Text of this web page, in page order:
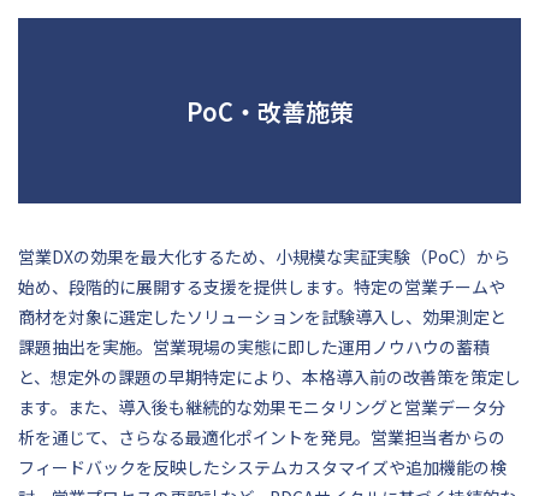
PoC・改善施策
営業DXの効果を最大化するため、小規模な実証実験（PoC）から
始め、段階的に展開する支援を提供します。特定の営業チームや
商材を対象に選定したソリューションを試験導入し、効果測定と
課題抽出を実施。営業現場の実態に即した運用ノウハウの蓄積
と、想定外の課題の早期特定により、本格導入前の改善策を策定し
ます。また、導入後も継続的な効果モニタリングと営業データ分
析を通じて、さらなる最適化ポイントを発見。営業担当者からの
フィードバックを反映したシステムカスタマイズや追加機能の検